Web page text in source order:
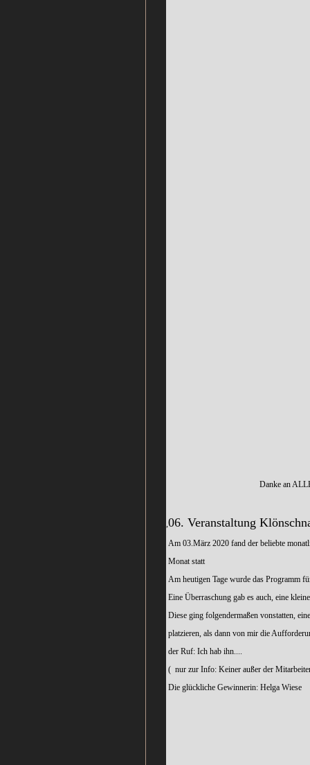
Danke an ALLE Teilnehmer/
,06. Veranstaltung
Am 03.März 2020 fand der beliebte
Monat statt
Am heutigen Tage wurde das Programm
Eine Überraschung gab es auch, eine
Diese ging folgendermaßen vonstatten,
platzieren, als dann von mir die
der Ruf: Ich hab ihn....
( nur zur Info: Keiner außer der
Die glückliche Gewinnerin: Helga Wiese